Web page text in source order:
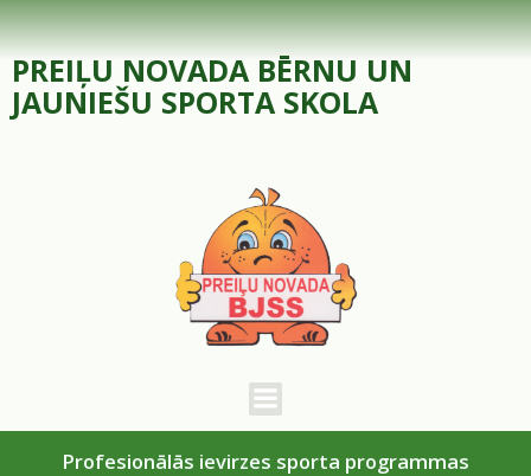
Skip
to
content
PREIĻU NOVADA BĒRNU UN
JAUNIEŠU SPORTA SKOLA
Profesionālās ievirzes sporta programmas